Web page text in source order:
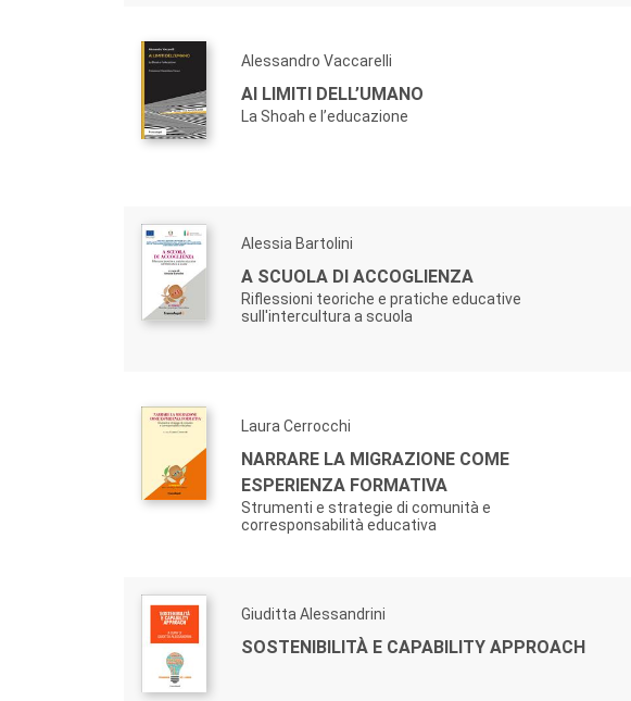
Alessandro Vaccarelli
AI LIMITI DELL’UMANO
La Shoah e l’educazione
Alessia Bartolini
A SCUOLA DI ACCOGLIENZA
Riflessioni teoriche e pratiche educative
sull'intercultura a scuola
Laura Cerrocchi
NARRARE LA MIGRAZIONE COME
ESPERIENZA FORMATIVA
Strumenti e strategie di comunità e
corresponsabilità educativa
Giuditta Alessandrini
SOSTENIBILITÀ E CAPABILITY APPROACH